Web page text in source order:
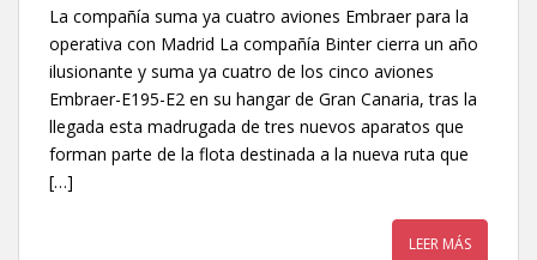
La compañía suma ya cuatro aviones Embraer para la
operativa con Madrid La compañía Binter cierra un año
ilusionante y suma ya cuatro de los cinco aviones
Embraer-E195-E2 en su hangar de Gran Canaria, tras la
llegada esta madrugada de tres nuevos aparatos que
forman parte de la flota destinada a la nueva ruta que
[…]
LEER MÁS